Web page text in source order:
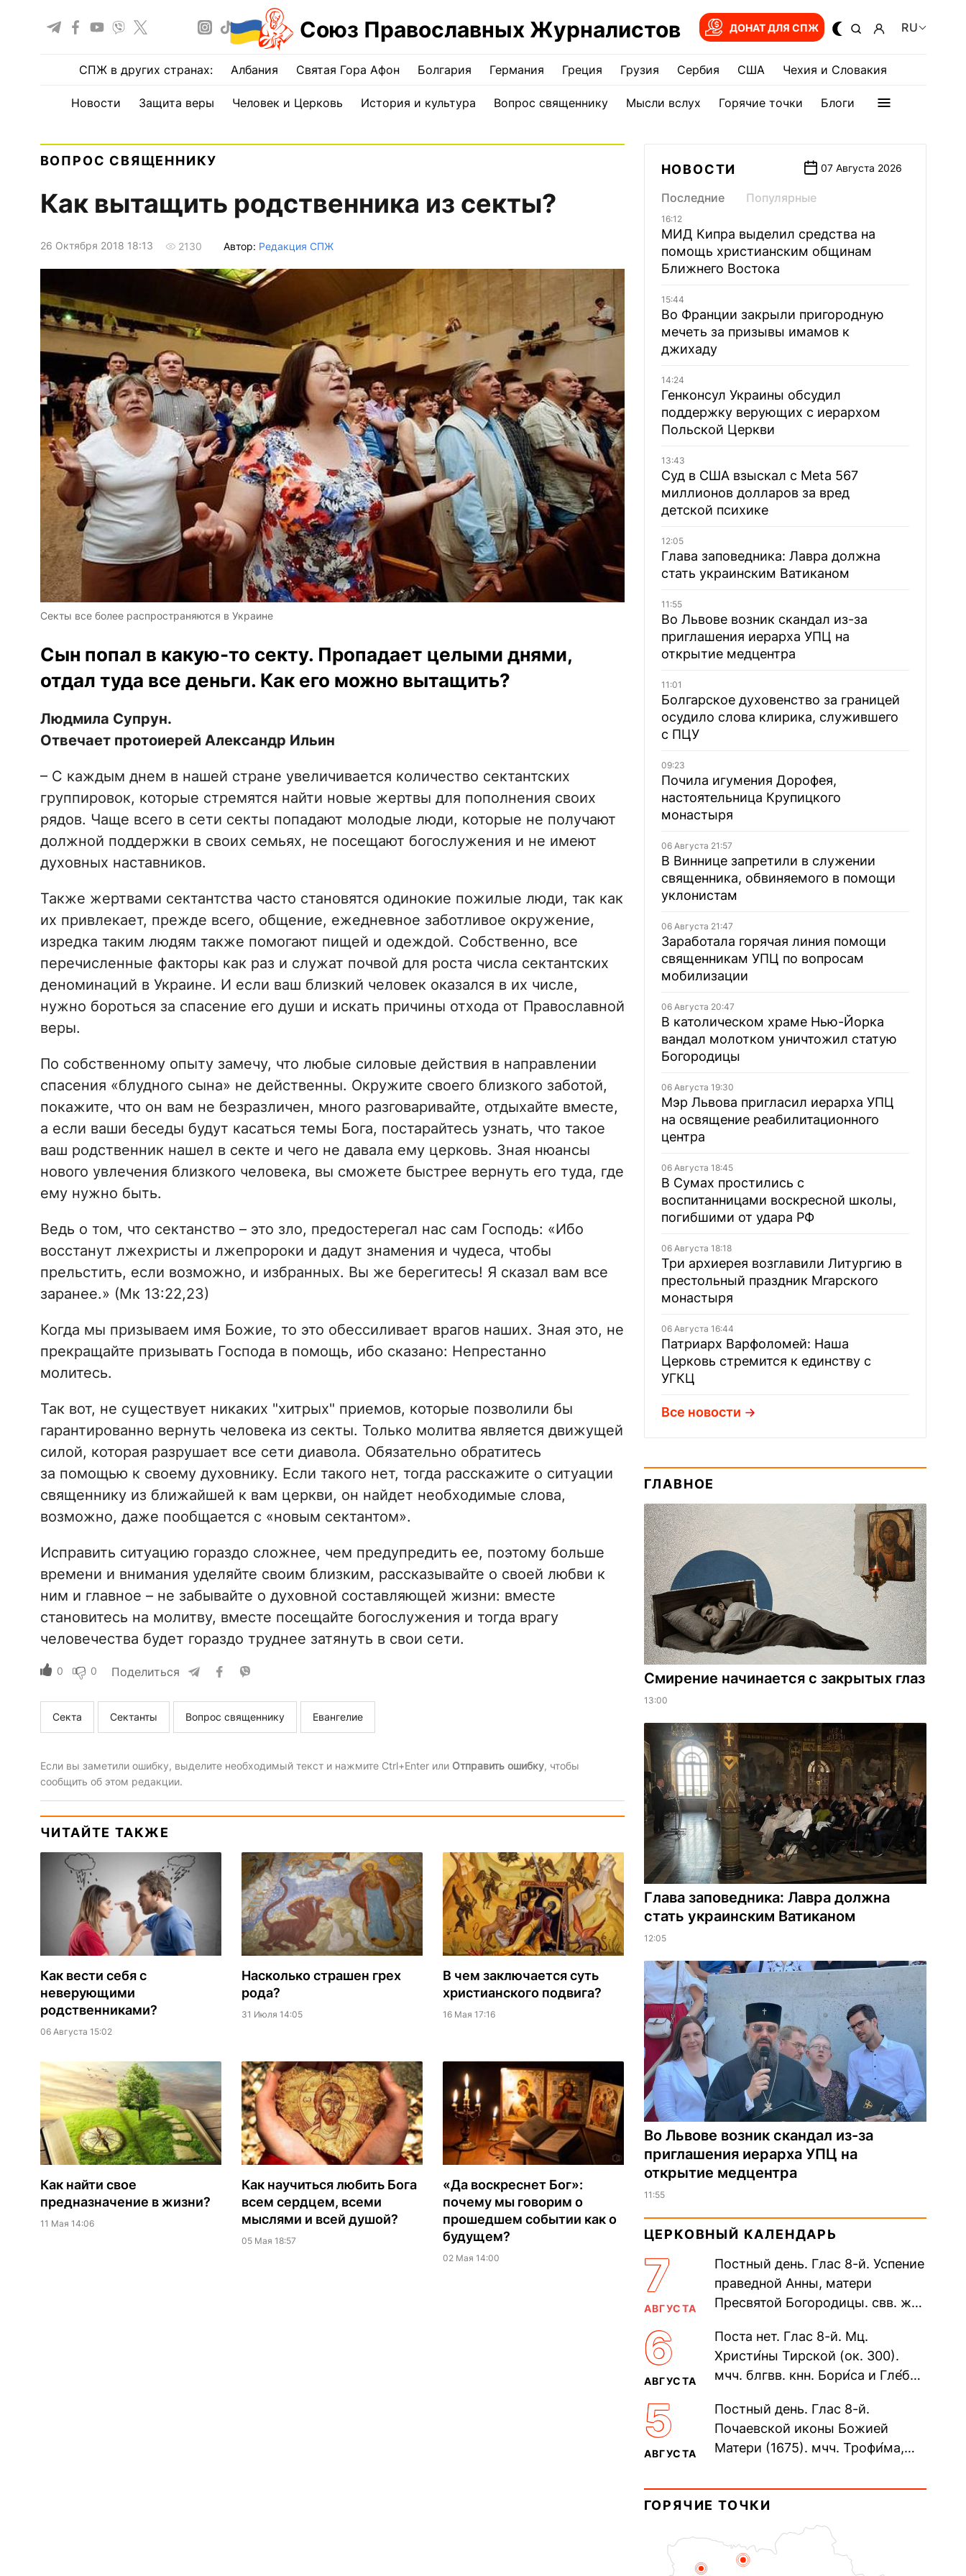
Союз Православных Журналистов ДОНАТ ДЛЯ СПЖ RU
СПЖ в других странах: Албания Святая Гора Афон Болгария Германия Греция Грузия Сербия США Чехия и Словакия
Новости Защита веры Человек и Церковь История и культура Вопрос священнику Мысли вслух Горячие точки Блоги
ВОПРОС СВЯЩЕННИКУ
Как вытащить родственника из секты?
26 Октября 2018 18:13 2130 Автор: Редакция СПЖ
Секты все более распространяются в Украине
Сын попал в какую-то секту. Пропадает целыми днями,
отдал туда все деньги. Как его можно вытащить?
Людмила Супрун.
Отвечает протоиерей Александр Ильин
– С каждым днем ​​в нашей стране увеличивается количество сектантских
группировок, которые стремятся найти новые жертвы для пополнения своих
рядов. Чаще всего в сети секты попадают молодые люди, которые не получают
должной поддержки в своих семьях, не посещают богослужения и не имеют
духовных наставников.
Также жертвами сектантства часто становятся одинокие пожилые люди, так как
их привлекает, прежде всего, общение, ежедневное заботливое окружение,
изредка таким людям также помогают пищей и одеждой. Собственно, все
перечисленные факторы как раз и служат почвой для роста числа сектантских
деноминаций в Украине. И если ваш близкий человек оказался в их числе,
нужно бороться за спасение его души и искать причины отхода от Православной
веры.
По собственному опыту замечу, что любые силовые действия в направлении
спасения «блудного сына» не действенны. Окружите своего близкого заботой,
покажите, что он вам не безразличен, много разговаривайте, отдыхайте вместе,
а если ваши беседы будут касаться темы Бога, постарайтесь узнать, что такое
ваш родственник нашел в секте и чего не давала ему церковь. Зная нюансы
нового увлечения близкого человека, вы сможете быстрее вернуть его туда, где
ему нужно быть.
Ведь о том, что сектанство – это зло, предостерегал нас сам Господь: «Ибо
восстанут лжехристы и лжепророки и дадут знамения и чудеса, чтобы
прельстить, если возможно, и избранных. Вы же берегитесь! Я сказал вам все
заранее.» (Мк 13:22,23)
Когда мы призываем имя Божие, то это обессиливает врагов наших. Зная это, не
прекращайте призывать Господа в помощь, ибо сказано: Непрестанно
молитесь.
Так вот, не существует никаких "хитрых" приемов, которые позволили бы
гарантированно вернуть человека из секты. Только молитва является движущей
силой, которая разрушает все сети диавола. Обязательно обратитесь
за помощью к своему духовнику. Если такого нет, тогда расскажите о ситуации
священнику из ближайшей к вам церкви, он найдет необходимые слова,
возможно, даже пообщается с «новым сектантом».
Исправить ситуацию гораздо сложнее, чем предупредить ее, поэтому больше
времени и внимания уделяйте своим близким, рассказывайте о своей любви к
ним и главное – не забывайте о духовной составляющей жизни: вместе
становитесь на молитву, вместе посещайте богослужения и тогда врагу
человечества будет гораздо труднее затянуть в свои сети.
0 0 Поделиться
Секта Сектанты Вопрос священнику Евангелие
Если вы заметили ошибку, выделите необходимый текст и нажмите Ctrl+Enter или Отправить ошибку, чтобы
сообщить об этом редакции.
ЧИТАЙТЕ ТАКЖЕ
Как вести себя с
неверующими
родственниками?
06 Августа 15:02
Насколько страшен грех
рода?
31 Июля 14:05
В чем заключается суть
христианского подвига?
16 Мая 17:16
Как найти свое
предназначение в жизни?
11 Мая 14:06
Как научиться любить Бога
всем сердцем, всеми
мыслями и всей душой?
05 Мая 18:57
«Да воскреснет Бог»:
почему мы говорим о
прошедшем событии как о
будущем?
02 Мая 14:00
НОВОСТИ 07 Августа 2026
Последние Популярные
16:12
МИД Кипра выделил средства на
помощь христианским общинам
Ближнего Востока
15:44
Во Франции закрыли пригородную
мечеть за призывы имамов к
джихаду
14:24
Генконсул Украины обсудил
поддержку верующих с иерархом
Польской Церкви
13:43
Суд в США взыскал с Meta 567
миллионов долларов за вред
детской психике
12:05
Глава заповедника: Лавра должна
стать украинским Ватиканом
11:55
Во Львове возник скандал из-за
приглашения иерарха УПЦ на
открытие медцентра
11:01
Болгарское духовенство за границей
осудило слова клирика, служившего
с ПЦУ
09:23
Почила игумения Дорофея,
настоятельница Крупицкого
монастыря
06 Августа 21:57
В Виннице запретили в служении
священника, обвиняемого в помощи
уклонистам
06 Августа 21:47
Заработала горячая линия помощи
священникам УПЦ по вопросам
мобилизации
06 Августа 20:47
В католическом храме Нью-Йорка
вандал молотком уничтожил статую
Богородицы
06 Августа 19:30
Мэр Львова пригласил иерарха УПЦ
на освящение реабилитационного
центра
06 Августа 18:45
В Сумах простились с
воспитанницами воскресной школы,
погибшими от удара РФ
06 Августа 18:18
Три архиерея возглавили Литургию в
престольный праздник Мгарского
монастыря
06 Августа 16:44
Патриарх Варфоломей: Наша
Церковь стремится к единству с
УГКЦ
Все новости
ГЛАВНОЕ
Смирение начинается с закрытых глаз
13:00
Глава заповедника: Лавра должна
стать украинским Ватиканом
12:05
Во Львове возник скандал из-за
приглашения иерарха УПЦ на
открытие медцентра
11:55
ЦЕРКОВНЫЙ КАЛЕНДАРЬ
7
АВГУСТА
Постный день. Глас 8-й. Успение
праведной Анны, матери
Пресвятой Богородицы. свв. жен
прп. Евпракси́и девы,...
6
АВГУСТА
Поста нет. Глас 8-й. Мц.
Христи́ны Тирской (ок. 300).
мчч. блгвв. кнн. Бори́са и Гле́ба,
Дави́да (1015). Прп....
5
АВГУСТА
Постный день. Глас 8-й.
Почаевской иконы Божией
Матери (1675). мчч. Трофи́ма,
мучеников (284–305). прав.
воина Фео́дора...
ГОРЯЧИЕ ТОЧКИ